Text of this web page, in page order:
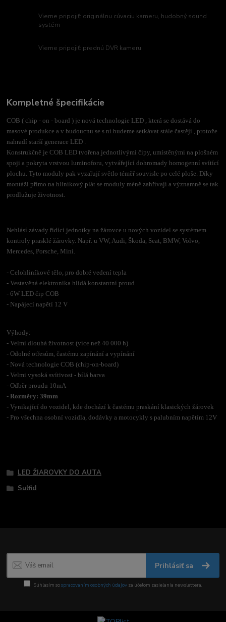
Vieme pripojiť: originálnu cúvaciu kameru, hudobný sound
systém
Vieme pripojiť: prednú DVR kameru
Kompletné špecifikácie
COB ( chip - on - board ) je nová technologie LED , která se dostává do
masové produkce a v budoucnu se s ní budeme setkávat stále častěji , protože
nahradí starší generace LED .
Konstrukčně je COB LED tvořena jednotlivými čipy, umístěnými na plošném
spoji a pokryta vrstvou luminoforu, vytvářející dohromady homogenní svítící
plochu. Tyto moduly pak vyzařují světlo téměř souvisle po celé ploše. Díky
montáži přímo na hliníkový plát se moduly méně zahřívají a významně se tak
prodlužuje životnost.
Nehlásí závady řídící jednotky na žárovce u nových vozidel se systémem
kontroly prasklé žárovky. Např. u VW, Audi, Škoda, Seat, BMW, Volvo,
Mercedes, Porsche, Mini.
- Celohliníkové tělo, pro dobré vedení tepla
- Vestavěná elektronika hlídá konstantní proud
- 6W LED čip COB
- Napájecí napětí 12 V
Výhody:
- Velmi dlouhá životnost (více než 40 000 h)
- Odolné otřesům, častému zapínání a vypínání
- Nová technologie COB (chip-on-board)
- Velmi vysoká svítivost - bílá barva
- Odběr proudu 10mA
-Rozměry: 39mm
- Vynikající do vozidel, kde dochází k častému praskání klasických žárovek
- Pro všechna osobní vozidla, dodávky a motocykly s palubním napětím 12V
LED ŽIAROVKY DO AUTA
Sulfid
Prihlásiť sa
Súhlasím sospracovaním osobných údajov za účelom zasielania newslettera.